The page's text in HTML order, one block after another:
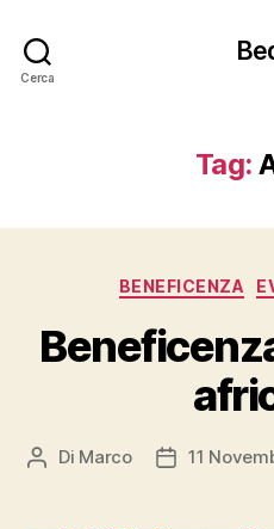
Cerca
Tag:
BENEFICENZA
Autore
Di Marco
Data
11